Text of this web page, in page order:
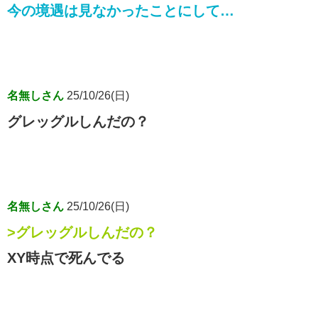
今の境遇は見なかったことにして…
名無しさん 25/10/26(日)
グレッグルしんだの？
名無しさん 25/10/26(日)
>グレッグルしんだの？
XY時点で死んでる